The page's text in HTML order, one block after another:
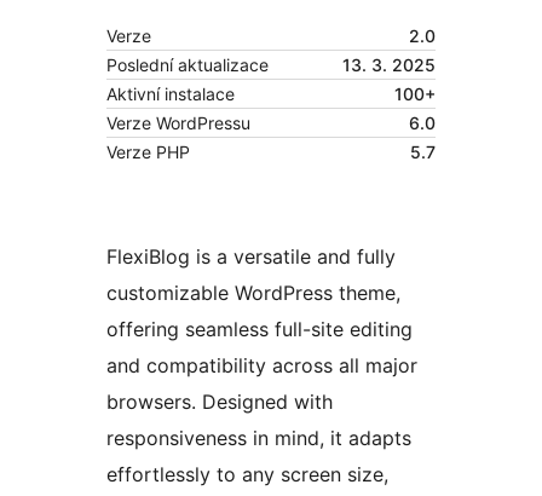
Verze
2.0
Poslední aktualizace
13. 3. 2025
Aktivní instalace
100+
Verze WordPressu
6.0
Verze PHP
5.7
FlexiBlog is a versatile and fully
customizable WordPress theme,
offering seamless full-site editing
and compatibility across all major
browsers. Designed with
responsiveness in mind, it adapts
effortlessly to any screen size,